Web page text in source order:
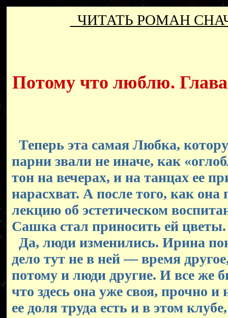
ЧИТАТЬ РОМАН
Потому что люблю.
Теперь эта самая Любка,
парни звали не иначе, как
тон на вечерах, и на танцах ее
нарасхват. А после того, как она
лекцию об эстетическом
Сашка стал приносить ей цветы.
Да, люди изменились. Ирина
дело тут не в ней — время
потому и люди другие. И все же
что здесь она уже своя, прочно и
ее доля труда есть и в этом